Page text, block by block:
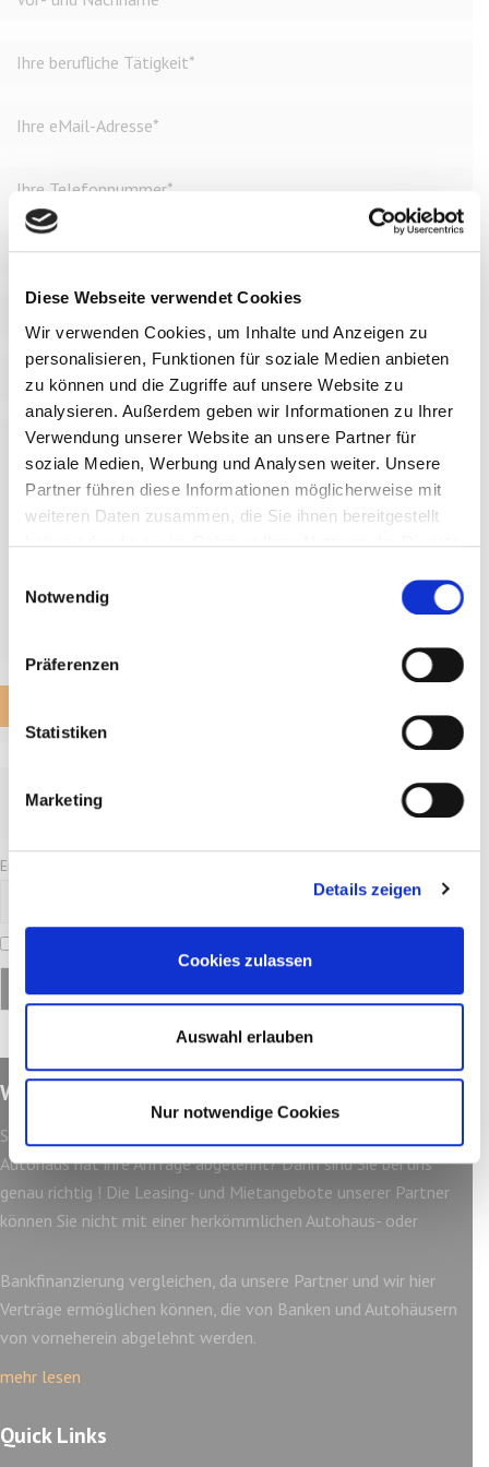
Diese Webseite verwendet Cookies
Wir verwenden Cookies, um Inhalte und Anzeigen zu
personalisieren, Funktionen für soziale Medien anbieten
zu können und die Zugriffe auf unsere Website zu
analysieren. Außerdem geben wir Informationen zu Ihrer
Verwendung unserer Website an unsere Partner für
soziale Medien, Werbung und Analysen weiter. Unsere
Partner führen diese Informationen möglicherweise mit
weiteren Daten zusammen, die Sie ihnen bereitgestellt
Notwendig
Präferenzen
Statistiken
Marketing
Details zeigen
Cookies zulassen
Auswahl erlauben
Nur notwendige Cookies
BLEIBEN SIE INFORMIERT –
NEWSLETTERANMELDUNG
Email
Wir über uns
Sie möchten gerne ein Fahrzeug finanzieren und Ihre Bank oder
Autohaus hat ihre Anfrage abgelehnt? Dann sind Sie bei uns
genau richtig ! Die Leasing- und Mietangebote unserer Partner
können Sie nicht mit einer herkömmlichen Autohaus- oder
Bankfinanzierung vergleichen, da unsere Partner und wir hier
Verträge ermöglichen können, die von Banken und Autohäusern
von vorneherein abgelehnt werden.
mehr lesen
Quick Links